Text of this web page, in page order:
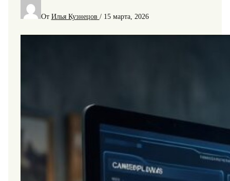
От Илья Кузнецов / 15 марта, 2026